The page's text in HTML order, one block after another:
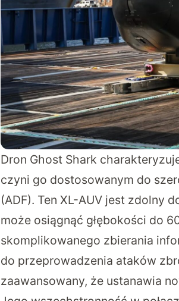
Dron Ghost Shark
czyni go dostosowanym do
(ADF). Ten XL-AUV jest zdolny
może osiągnąć głębokości do
skomplikowanego zbierania
do przeprowadzenia ataków
zaawansowany, że ustanawia